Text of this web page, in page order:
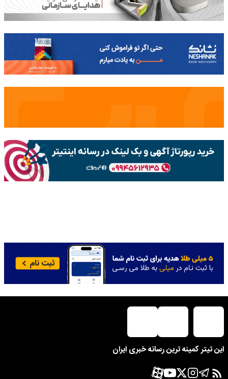
این تیتر کمینه ترین رسانه خبری ایران